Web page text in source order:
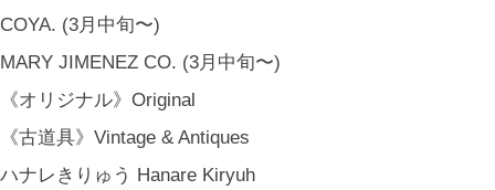
COYA. (3月中旬〜)
MARY JIMENEZ CO. (3月中旬〜)
《オリジナル》Original
《古道具》Vintage & Antiques
ハナレきりゅう Hanare Kiryuh
[ MENU ]
SHOPPING GUIDE
FAQ
BLOG